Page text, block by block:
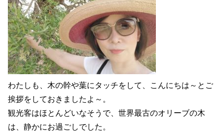
わたしも、木の幹や葉にタッチをして、こんにちは～とご
挨拶をしておきましたよ～。
観光客はほとんどいなそうで、世界最古のオリーブの木
は、静かにお過ごしでした。